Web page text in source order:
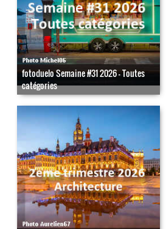
fotoduelo Semaine #31 2026 - Toutes
catégories